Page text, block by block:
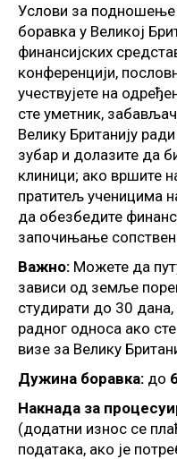
Услови за подношење
боравка у Великој
финансијских
конференцији,
учествујете на
сте уметник,
Велику Британију
зубар и долазите да
клиници; ако вршите
пратитељ ученицима
да обезбедите
започињање
Важно: Можете да
зависи од земље
студирати до 30
радног односа ако
визе за Велику
Дужина боравка: до
Накнада за
(додатни износ се
података, ако је